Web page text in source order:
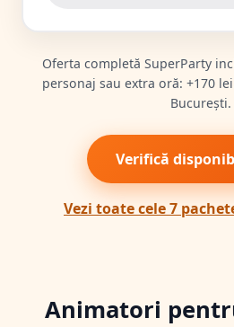
Oferta completă SuperParty
personaj sau extra oră: +170
București.
Verifică
Vezi toate cele 7
Animatori